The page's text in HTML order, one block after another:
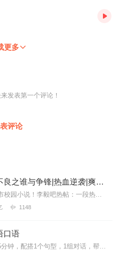
更多
发表第一个评论！
评论
谁与争锋|又名不良之谁与争锋|热血逆袭|爽文爆笑|会员免费
黑岩网点击千万都市校园小说！李毅吧热帖：一段热血的青春故事，一个狂拽屌丝的逆袭传奇。热血都市主播探月倾情演绎【内容简介】两年前，她是丑逼，我是男神；...
1148
口语
口语随身练，每天5分钟，配搭1个句型，1组对话，帮助你轻轻松松学口语。本专辑课程共100期，希望同学们多多学习、打卡，如有学习收获或学习建议也可在评论区多多留言...